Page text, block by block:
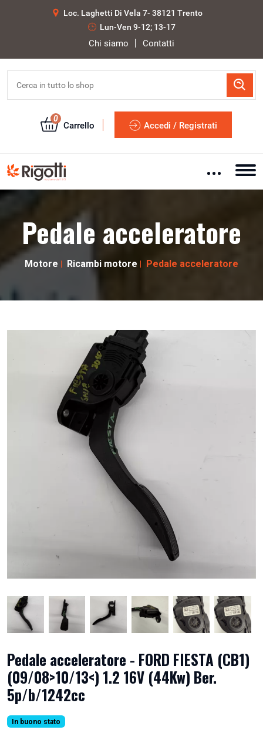
Loc. Laghetti Di Vela 7- 38121 Trento
Lun-Ven 9-12; 13-17
Chi siamo Contatti
0
Carrello Accedi / Registrati
Pedale acceleratore
Motore Ricambi motore Pedale acceleratore
Pedale acceleratore - FORD FIESTA (CB1)
(09/08>10/13<) 1.2 16V (44Kw) Ber.
5p/b/1242cc
In buono stato